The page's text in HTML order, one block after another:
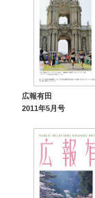
広報有田
2011年5月号